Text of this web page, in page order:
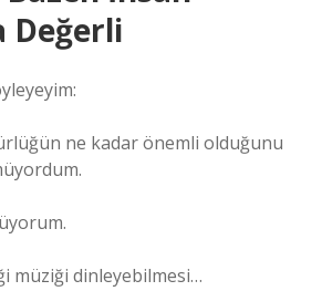
Değerli
ne kadar önemli olduğunu
müziği dinleyebilmesi…